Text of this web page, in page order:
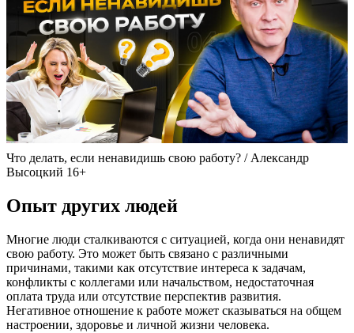
Что делать, если ненавидишь свою работу? / Александр
Высоцкий 16+
Опыт других людей
Многие люди сталкиваются с ситуацией, когда они ненавидят
свою работу. Это может быть связано с различными
причинами, такими как отсутствие интереса к задачам,
конфликты с коллегами или начальством, недостаточная
оплата труда или отсутствие перспектив развития.
Негативное отношение к работе может сказываться на общем
настроении, здоровье и личной жизни человека.